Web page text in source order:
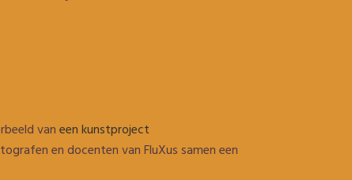
vaneen kunstproject
en docenten van FluXus samen een